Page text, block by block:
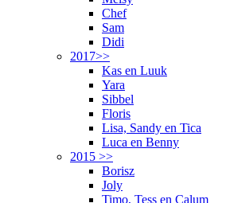
Chef
Sam
Didi
2017>>
Kas en Luuk
Yara
Sibbel
Floris
Lisa, Sandy en Tica
Luca en Benny
2015 >>
Borisz
Joly
Timo, Tess en Calum